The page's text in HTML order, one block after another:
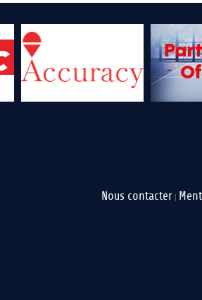
Nous contacter |